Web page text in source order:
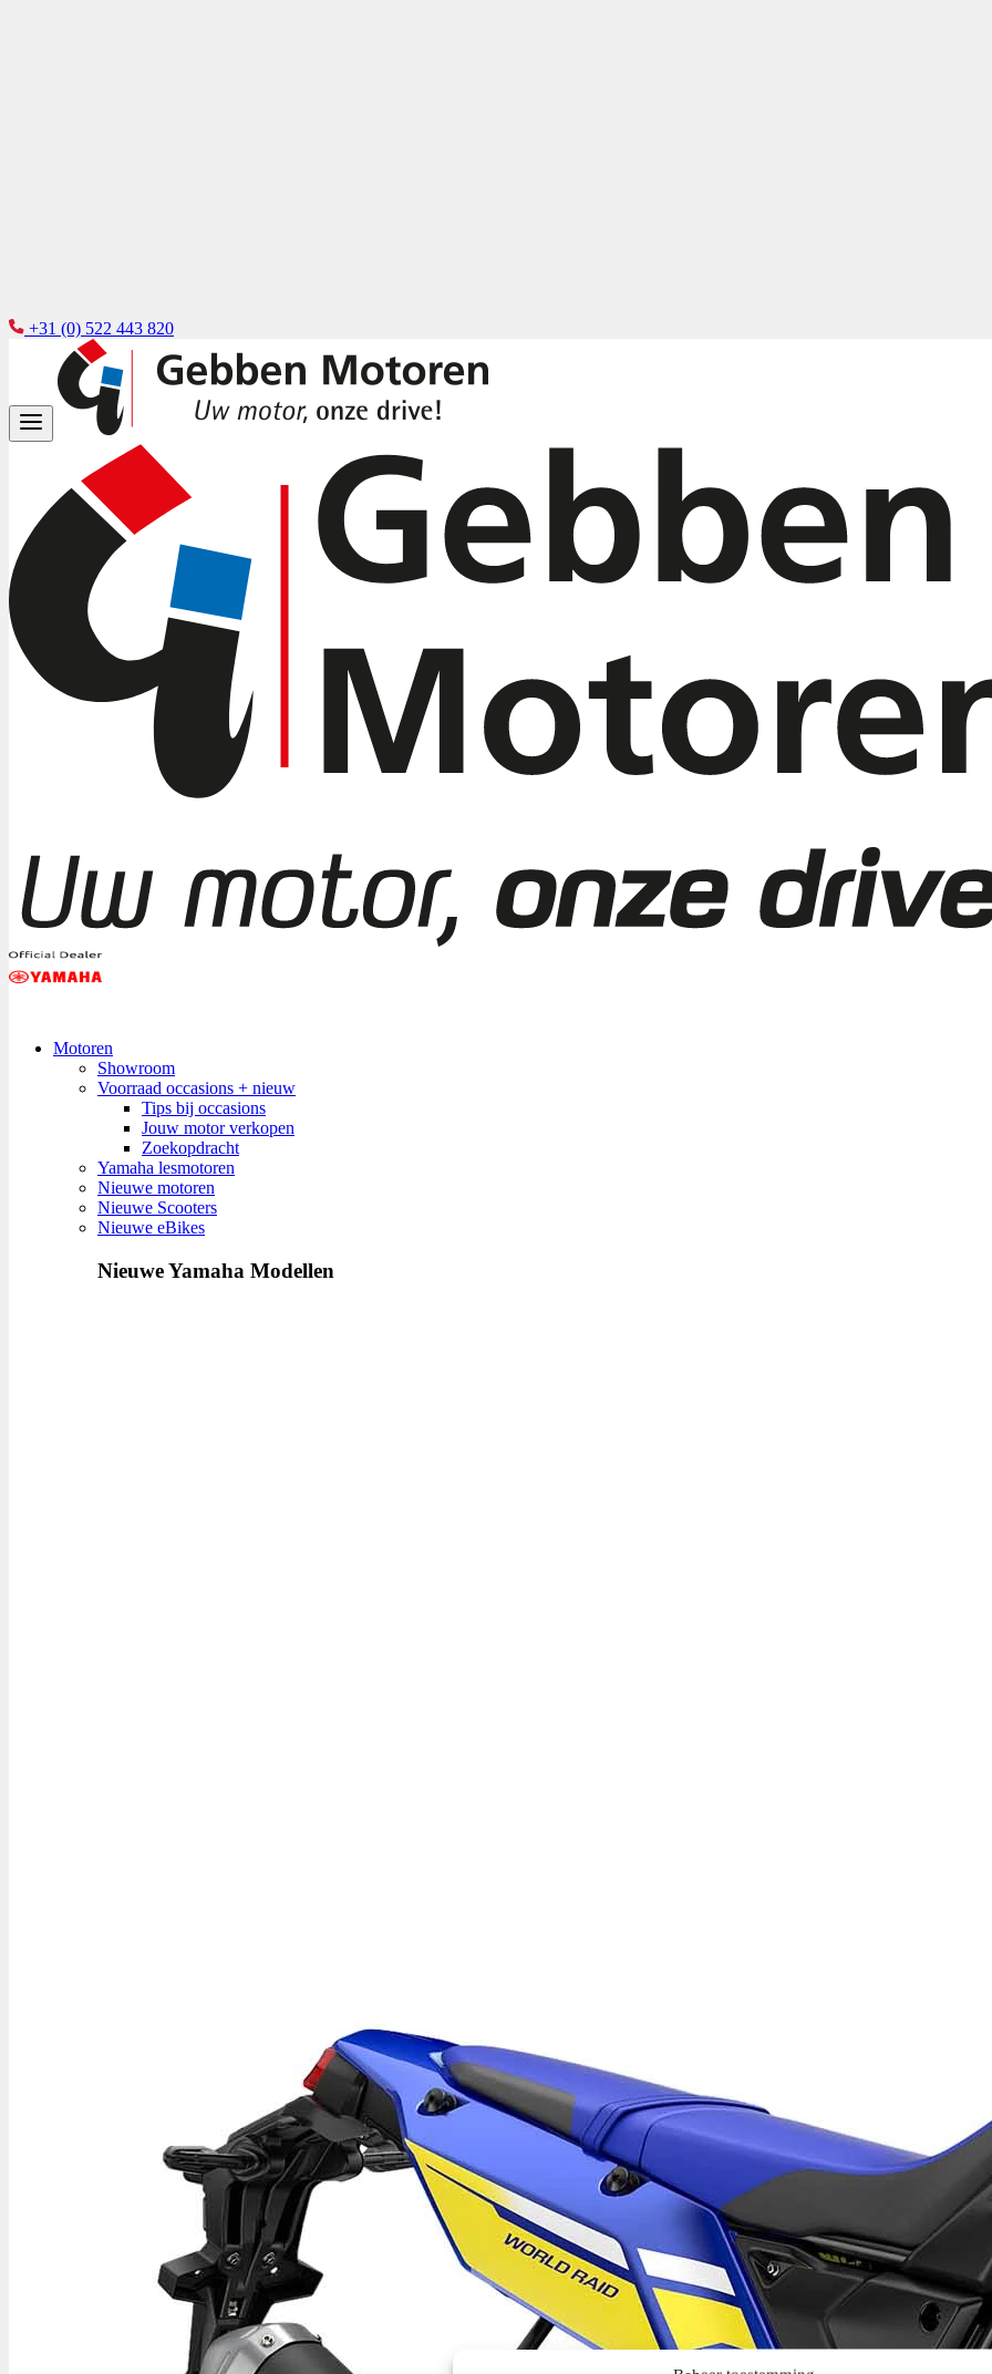
+31 (0) 522 443 820
Motoren
Showroom
Voorraad occasions + nieuw
Tips bij occasions
Jouw motor verkopen
Zoekopdracht
Yamaha lesmotoren
Nieuwe motoren
Nieuwe Scooters
Nieuwe eBikes
Nieuwe Yamaha Modellen